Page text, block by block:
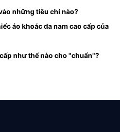
những tiêu chí nào?
áo khoác da nam cao cấp của
như thế nào cho "chuẩn"?